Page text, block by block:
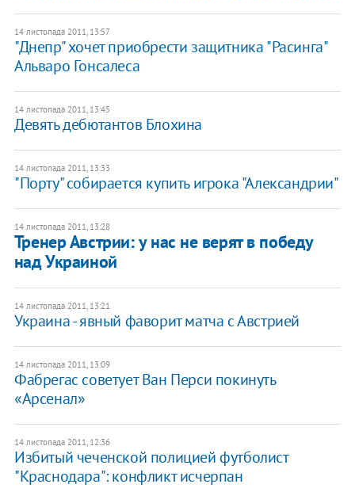
14 листопада 2011, 13:57
"Днепр" хочет приобрести защитника "Расинга"
Альваро Гонсалеса
14 листопада 2011, 13:45
Девять дебютантов Блохина
14 листопада 2011, 13:33
"Порту" собирается купить игрока "Александрии"
14 листопада 2011, 13:28
Тренер Австрии: у нас не верят в победу
над Украиной
14 листопада 2011, 13:21
Украина - явный фаворит матча с Австрией
14 листопада 2011, 13:09
Фабрегас советует Ван Перси покинуть
«Арсенал»
14 листопада 2011, 12:36
Избитый чеченской полицией футболист
"Краснодара": конфликт исчерпан